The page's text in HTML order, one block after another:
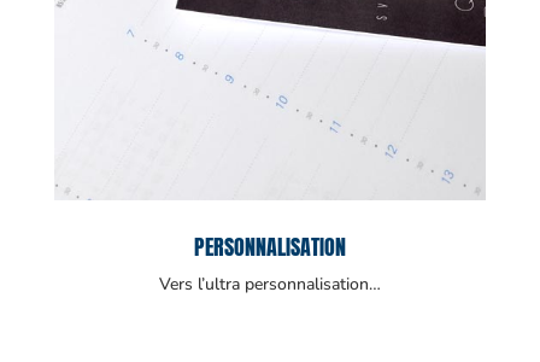
PERSONNALISATION
Vers l’ultra personnalisation…